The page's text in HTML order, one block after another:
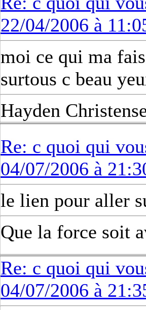
22/04/2006 à
moi ce qui ma
surtous c beau
Hayden
Re: c quoi qui
04/07/2006 à
le lien pour aller
Que la force soit
Re: c quoi qui
04/07/2006 à